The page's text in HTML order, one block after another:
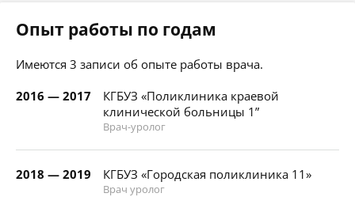
Опыт работы по годам
Имеются 3 записи об опыте работы врача.
2016 — 2017
КГБУЗ «Поликлиника краевой
клинической больницы 1”
Врач-уролог
2018 — 2019 КГБУЗ «Городская поликлиника 11»
Врач уролог